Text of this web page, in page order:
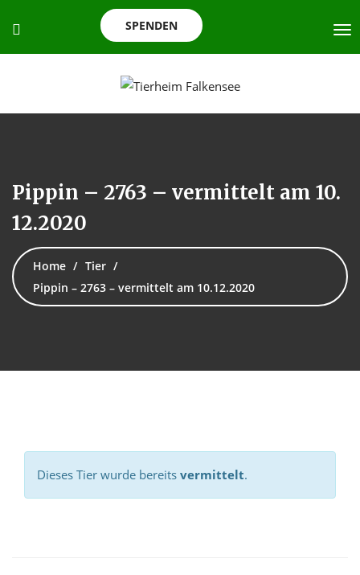
SPENDEN
Pippin – 2763 – vermittelt am 10.
12.2020
Home
Tier
Pippin – 2763 – vermittelt am 10.12.2020
Dieses Tier wurde bereits vermittelt.